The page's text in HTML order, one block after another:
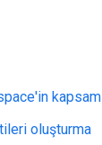
oluşturma